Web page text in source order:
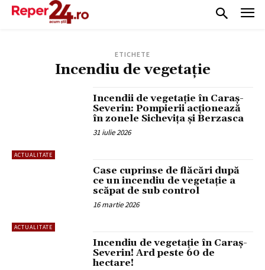
ETICHETE
Incendiu de vegetație
ACTUALITATE
Incendii de vegetație în Caraș-
Severin: Pompierii acționează
în zonele Sichevița și Berzasca
31 iulie 2026
ACTUALITATE
Case cuprinse de flăcări după
ce un incendiu de vegetație a
scăpat de sub control
16 martie 2026
Incendiu de vegetație în Caraș-
Severin! Ard peste 60 de
hectare!